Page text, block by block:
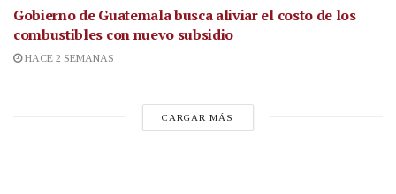
Gobierno de Guatemala busca aliviar el costo de los
combustibles con nuevo subsidio
HACE 2 SEMANAS
CARGAR MÁS